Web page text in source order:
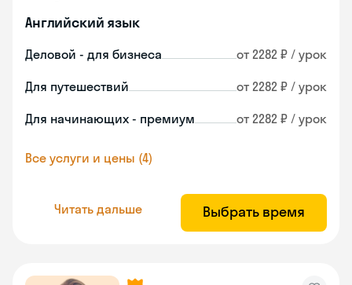
Английский язык
Деловой - для бизнеса от 2282 ₽ / урок
Для путешествий от 2282 ₽ / урок
Для начинающих - премиум от 2282 ₽ / урок
Все услуги и цены (4)
Читать дальше Выбрать время